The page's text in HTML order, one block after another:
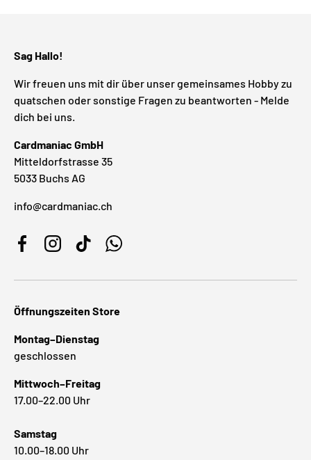
Sag Hallo!
Wir freuen uns mit dir über unser gemeinsames Hobby zu
quatschen oder sonstige Fragen zu beantworten - Melde
dich bei uns.
Cardmaniac GmbH
Mitteldorfstrasse 35
5033 Buchs AG
info@cardmaniac.ch
FacebookInstagramTikTokWhatsApp
Öffnungszeiten Store
Montag–Dienstag
geschlossen
Mittwoch–Freitag
17.00–22.00 Uhr
Samstag
10.00–18.00 Uhr